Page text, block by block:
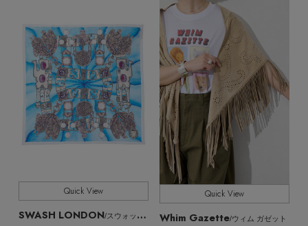
Quick View
SWASH LONDON/スウォッシュロンドン
Quick View
Whim Gazette/ウィム ガゼット